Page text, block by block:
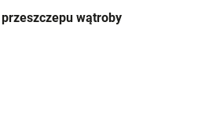
wątroby